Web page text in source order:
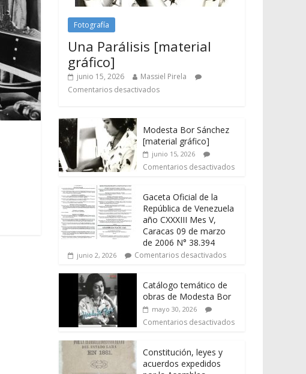
Fotografía
Una Parálisis [material
gráfico]
junio 15, 2026
Massiel Pirela
Comentarios desactivados
Modesta Bor Sánchez
[material gráfico]
junio 15, 2026
Comentarios desactivados
Gaceta Oficial de la
República de Venezuela
año CXXXIII Mes V,
Caracas 09 de marzo
de 2006 N° 38.394
junio 2, 2026 Comentarios desactivados
Catálogo temático de
obras de Modesta Bor
mayo 30, 2026
Comentarios desactivados
Constitución, leyes y
acuerdos expedidos